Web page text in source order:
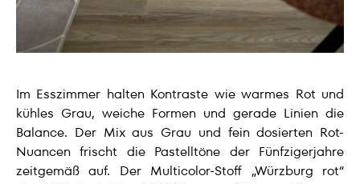
Im Esszimmer halten Kontraste wie warmes Rot und
kühles Grau, weiche Formen und gerade Linien die
Balance. Der Mix aus Grau und fein dosierten Rot-
Nuancen frischt die Pastelltöne der Fünfzigerjahre
zeitgemäß auf. Der Multicolor-Stoff „Würzburg rot“